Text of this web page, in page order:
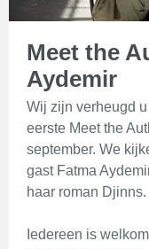
Meet the
Aydemir
Wij zijn verheugd
eerste Meet the
september. We
gast Fatma
haar roman Djinns.
Iedereen is